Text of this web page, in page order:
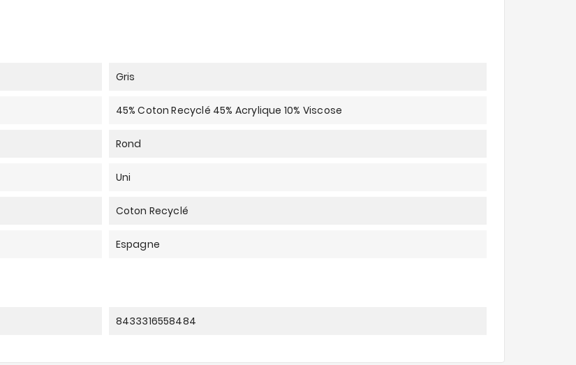
Gris
45% Coton Recyclé 45% Acrylique 10% Viscose
Rond
Uni
Coton Recyclé
Espagne
8433316558484